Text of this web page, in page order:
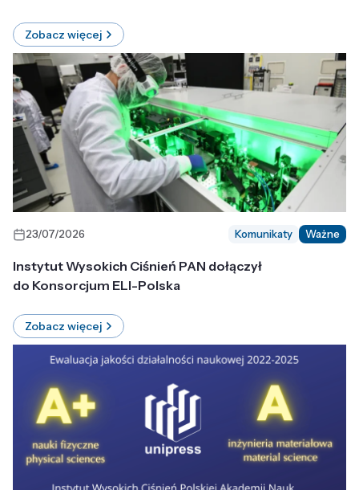
Zobacz więcej
23/07/2026 Komunikaty Ważne
Instytut Wysokich Ciśnień PAN dołączył
do Konsorcjum ELI-Polska
Zobacz więcej